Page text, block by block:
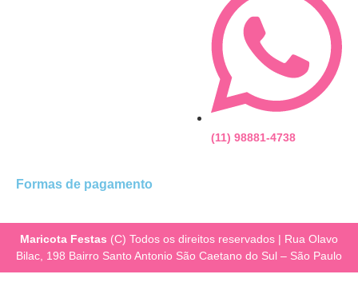
(11) 98881-4738
Formas de pagamento
Maricota Festas (C) Todos os direitos reservados | Rua Olavo
Bilac, 198 Bairro Santo Antonio São Caetano do Sul – São Paulo